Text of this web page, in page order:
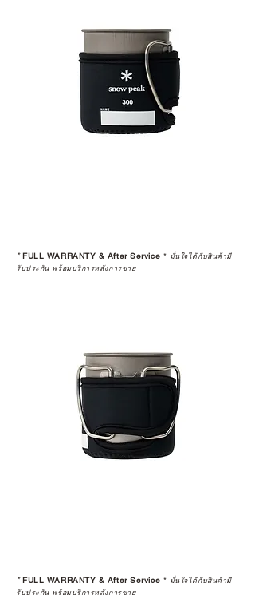
*FULL WARRANTY & After Service * มั่นใจได้กับสินค้ามี
รับประกัน พร้อมบริการหลังการขาย
*FULL WARRANTY & After Service * มั่นใจได้กับสินค้ามี
รับประกัน พร้อมบริการหลังการขาย